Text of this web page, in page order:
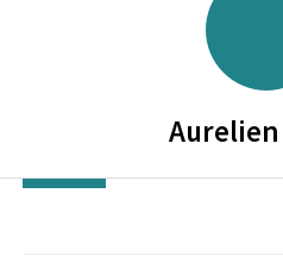
Aurelien